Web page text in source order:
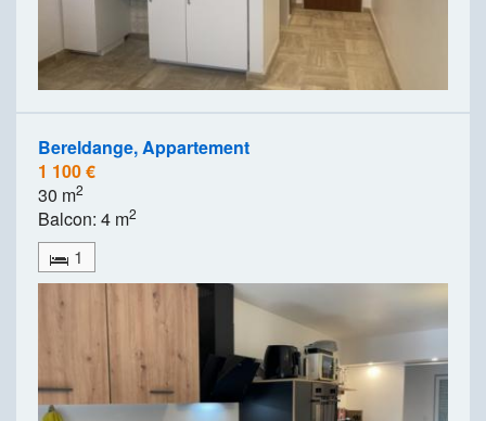
Bereldange, Appartement
1 100 €
30 m2
Balcon: 4 m2
1